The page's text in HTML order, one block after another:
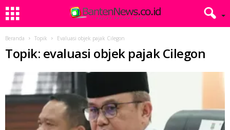
Beranda Topik Evaluasi objek pajak Cilegon
Topik: evaluasi objek pajak Cilegon